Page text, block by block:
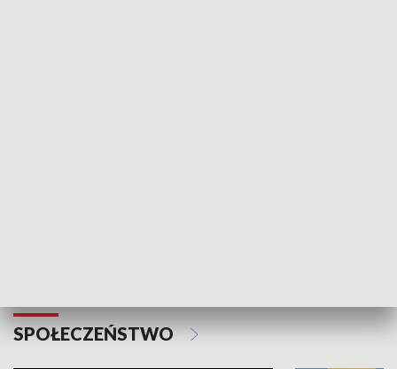
SPOŁECZEŃSTWO